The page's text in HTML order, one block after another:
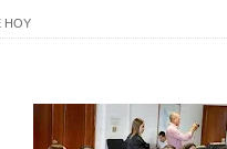
/ El Aeropuerto
/ Operacion exitosa del
HOY